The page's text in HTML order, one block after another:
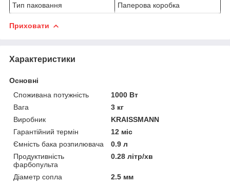
Тип паковання Паперова коробка
Приховати
Характеристики
Основні
Споживана потужність
1000 Вт
Вага
3 кг
Виробник
KRAISSMANN
Гарантійний термін
12 міс
Ємність бака розпилювача
0.9 л
Продуктивність
фарбопульта
0.28 літр/хв
Діаметр сопла
2.5 мм